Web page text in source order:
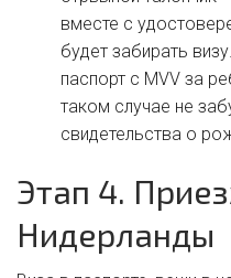
вместе с
будет забирать
паспорт с MVV за
таком случае не
свидетельства о
Этап 4.
Нидерланды